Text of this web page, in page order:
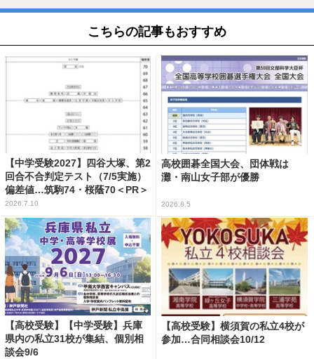
こちらの記事もおすすめ
【中学受験2027】四谷大塚、第2
回合不合判定テスト（7/5実施）
偏差値…筑駒74・桜蔭70＜PR＞
2026.7.10
高校囲碁全国大会、団体戦は
灘・南山女子部が優勝
2026.8.5
【高校受験】【中学受験】兵庫
県内の私立31校が集結、個別相
談会9/6
【高校受験】横須賀の私立4校が
参加…合同相談会10/12